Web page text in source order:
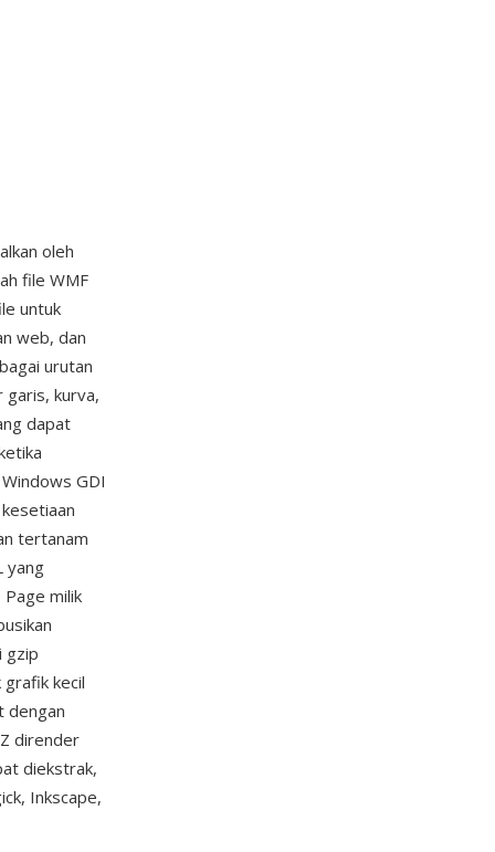
oleh
file WMF
untuk
web, dan
urutan
kurva,
dapat
GDI
tertanam
yang
milik
gzip
kecil
dengan
dirender
diekstrak,
Inkscape,